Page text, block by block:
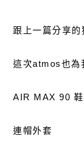
跟上一篇分享的
這次atmos也為
AIR MAX 90 鞋
連帽外套